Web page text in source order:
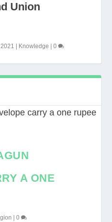
Union
2021 Knowledge |0
A ONE
|0